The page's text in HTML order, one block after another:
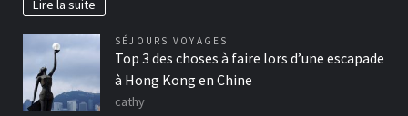
Lire la suite
SÉJOURS VOYAGES
Top 3 des choses à faire lors d’une escapade
à Hong Kong en Chine
cathy